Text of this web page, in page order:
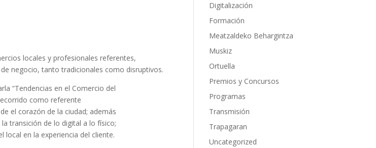
locales y profesionales referentes,
negocio, tanto tradicionales como disruptivos.
“Tendencias en el Comercio del
como referente
el corazón de la ciudad; además
transición de lo digital a lo físico;
local en la experiencia del cliente.
Digitalización
Formación
Meatzaldeko Behargintza
Muskiz
Ortuella
Premios y Concursos
Programas
Transmisión
Trapagaran
Uncategorized